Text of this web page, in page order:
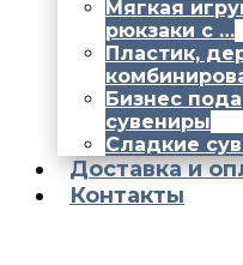
Мягкая
рюкзаки с …
Пластик,
Бизнес
сувениры
Сладкие
Доставка и
Контакты